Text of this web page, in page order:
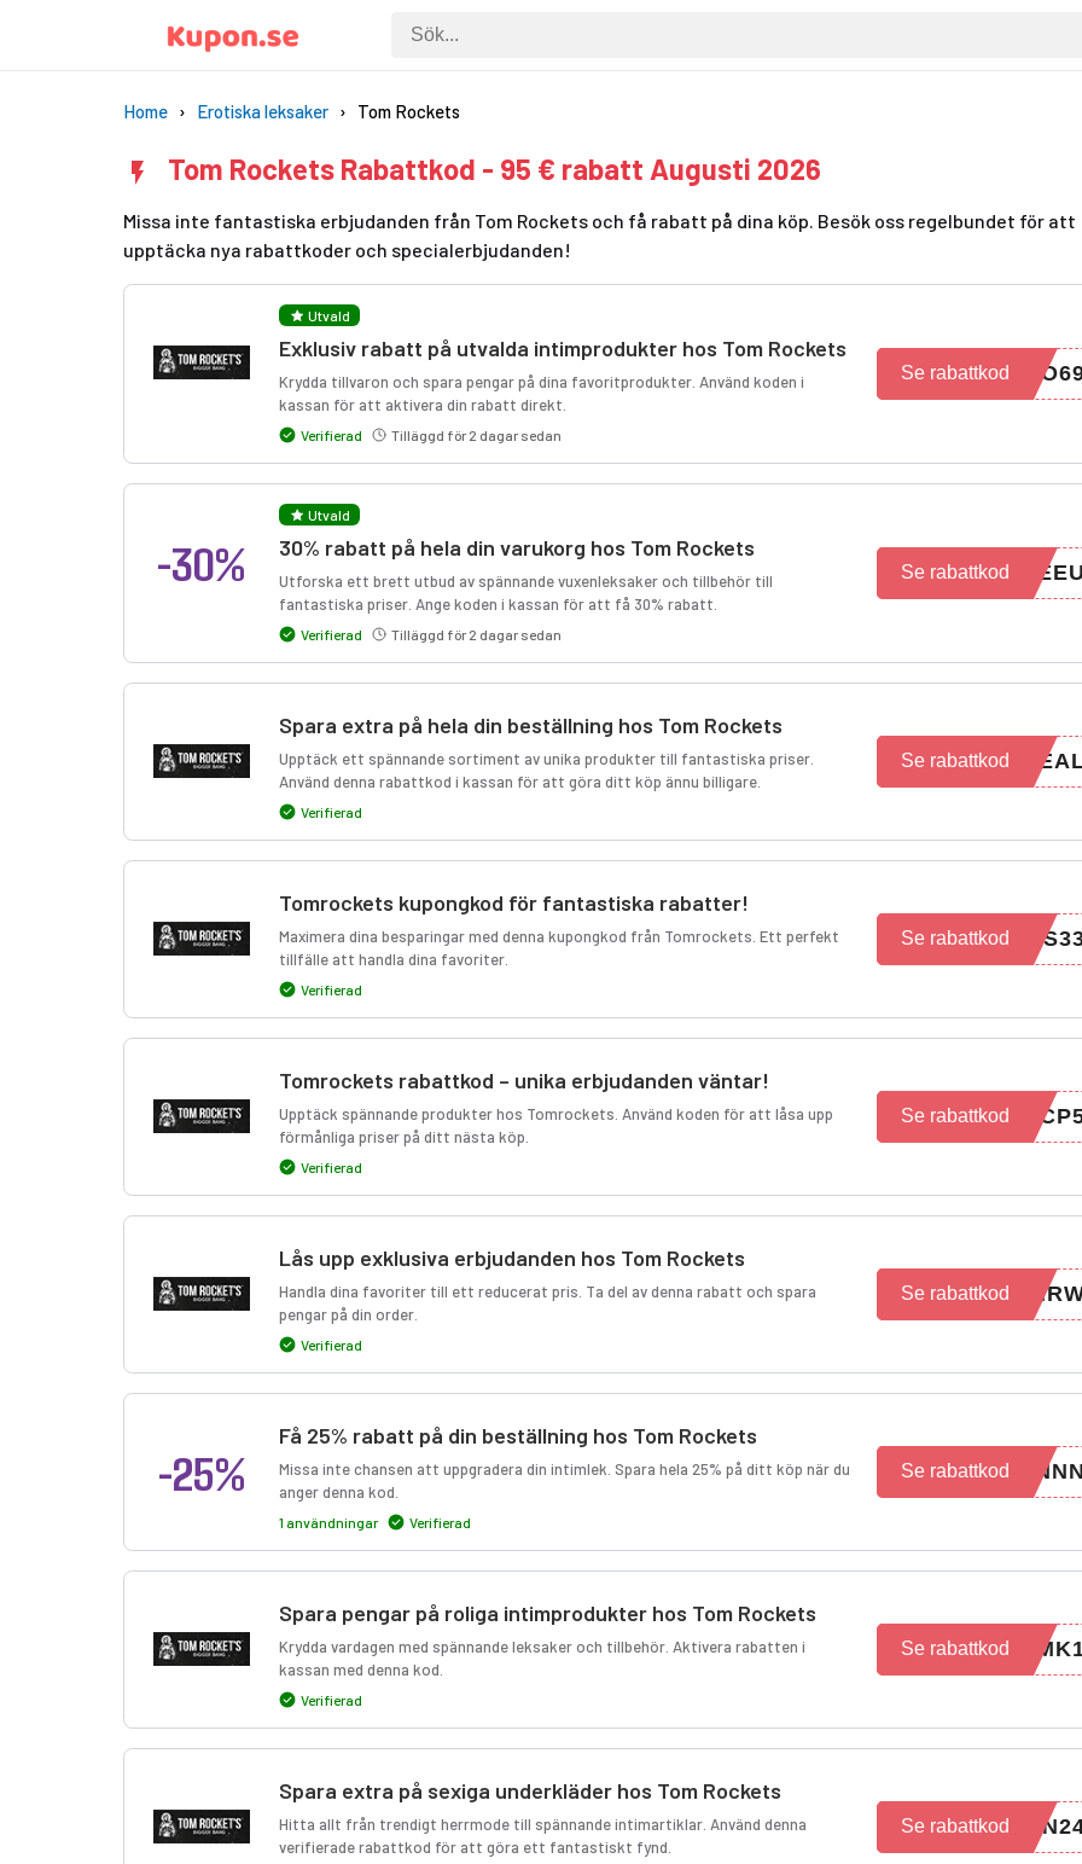
Home Erotiska leksaker Tom Rockets
Tom Rockets Rabattkod - 95 € rabatt Augusti 2026
Missa inte fantastiska erbjudanden från Tom Rockets och få rabatt på dina köp. Besök oss regelbundet för att
upptäcka nya rabattkoder och specialerbjudanden!
Utvald
Exklusiv rabatt på utvalda intimprodukter hos Tom Rockets
Krydda tillvaron och spara pengar på dina favoritprodukter. Använd koden i
kassan för att aktivera din rabatt direkt.
Verifierad Tilläggd för 2 dagar sedan
Se rabattkod
-30%
Utvald
30% rabatt på hela din varukorg hos Tom Rockets
Utforska ett brett utbud av spännande vuxenleksaker och tillbehör till
fantastiska priser. Ange koden i kassan för att få 30% rabatt.
Verifierad Tilläggd för 2 dagar sedan
TEEU
Se rabattkod
Spara extra på hela din beställning hos Tom Rockets
Upptäck ett spännande sortiment av unika produkter till fantastiska priser.
Använd denna rabattkod i kassan för att göra ditt köp ännu billigare.
Verifierad
Se rabattkod
Tomrockets kupongkod för fantastiska rabatter!
Maximera dina besparingar med denna kupongkod från Tomrockets. Ett perfekt
tillfälle att handla dina favoriter.
Verifierad
Se rabattkod
Tomrockets rabattkod – unika erbjudanden väntar!
Upptäck spännande produkter hos Tomrockets. Använd koden för att låsa upp
förmånliga priser på ditt nästa köp.
Verifierad
Se rabattkod
Lås upp exklusiva erbjudanden hos Tom Rockets
Handla dina favoriter till ett reducerat pris. Ta del av denna rabatt och spara
pengar på din order.
Verifierad
Se rabattkod
-25%
Få 25% rabatt på din beställning hos Tom Rockets
Missa inte chansen att uppgradera din intimlek. Spara hela 25% på ditt köp när du
anger denna kod.
1 användningar Verifierad
SNNN
Se rabattkod
Spara pengar på roliga intimprodukter hos Tom Rockets
Krydda vardagen med spännande leksaker och tillbehör. Aktivera rabatten i
kassan med denna kod.
Verifierad
Se rabattkod
Spara extra på sexiga underkläder hos Tom Rockets
Hitta allt från trendigt herrmode till spännande intimartiklar. Använd denna
verifierade rabattkod för att göra ett fantastiskt fynd.
Se rabattkod